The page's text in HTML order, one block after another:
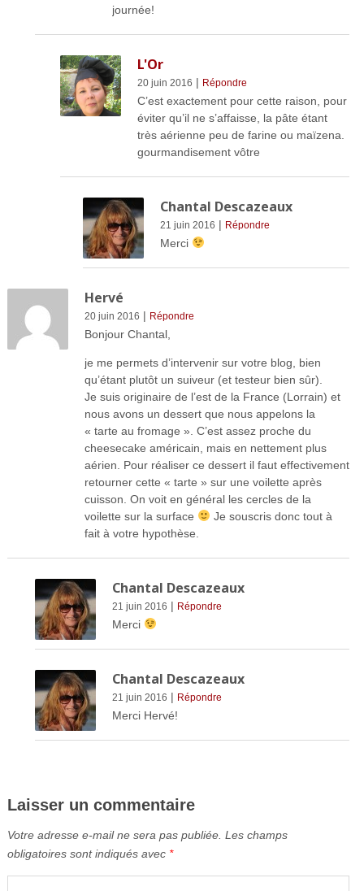
journée!
L'Or
20 juin 2016 | Répondre
C’est exactement pour cette raison, pour
éviter qu’il ne s’affaisse, la pâte étant
très aérienne peu de farine ou maïzena.
gourmandisement vôtre
Chantal Descazeaux
21 juin 2016 | Répondre
Merci
Hervé
20 juin 2016 | Répondre
Bonjour Chantal,
je me permets d’intervenir sur votre blog, bien
qu’étant plutôt un suiveur (et testeur bien sûr).
Je suis originaire de l’est de la France (Lorrain) et
nous avons un dessert que nous appelons la
« tarte au fromage ». C’est assez proche du
cheesecake américain, mais en nettement plus
aérien. Pour réaliser ce dessert il faut effectivement
retourner cette « tarte » sur une voilette après
cuisson. On voit en général les cercles de la
voilette sur la surface
Je souscris donc tout à
fait à votre hypothèse.
Chantal Descazeaux
21 juin 2016 | Répondre
Merci
Chantal Descazeaux
21 juin 2016 | Répondre
Merci Hervé!
Laisser un commentaire
Votre adresse e-mail ne sera pas publiée. Les champs
obligatoires sont indiqués avec *